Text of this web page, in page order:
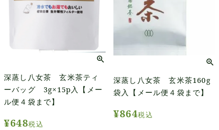
深蒸し八女茶 玄米茶ティ
ーバッグ 3g×15p入【メー
ル便４袋まで】
¥648税込
深蒸し八女茶 玄米茶160g
袋入【メール便４袋まで】
¥864税込